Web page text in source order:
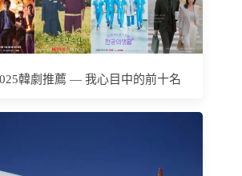
韓劇推薦 — 我心目中的前十名